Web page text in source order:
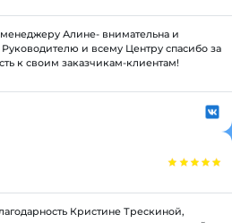
Алине- внимательна и
и всему Центру спасибо за
к своим заказчикам-клиентам!
Кристине Трескиной,